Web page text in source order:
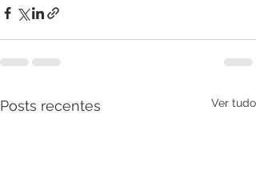
Posts recentes Ver tudo